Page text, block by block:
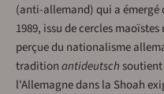
(anti-allemand) qui a émergé
1989, issu de cercles
perçue du nationalisme
traditionantideutsch
l'Allemagne dans la Shoah